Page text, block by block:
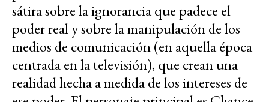
sátira sobre la ignorancia que padece el
poder real y sobre la manipulación de los
medios de comunicación (en aquella época
centrada en la televisión), que crean una
realidad hecha a medida de los intereses de